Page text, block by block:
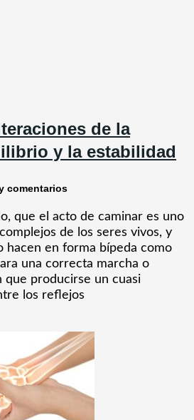
de la
y la estabilidad
comentarios
que el acto de caminar es uno
de los seres vivos, y
hacen en forma bípeda como
una correcta marcha o
que producirse un cuasi
los reflejos